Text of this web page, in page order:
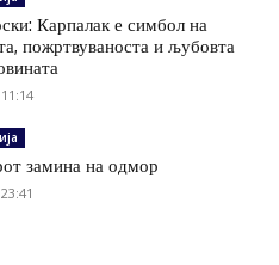
Карпалак е симбол на
пожртвуваноста и љубовта
замина на одмор